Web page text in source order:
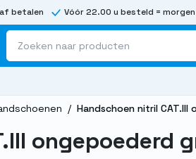
betalen Vóór 22.00 u besteld =
/ Handschoen nitril
ongepoederd